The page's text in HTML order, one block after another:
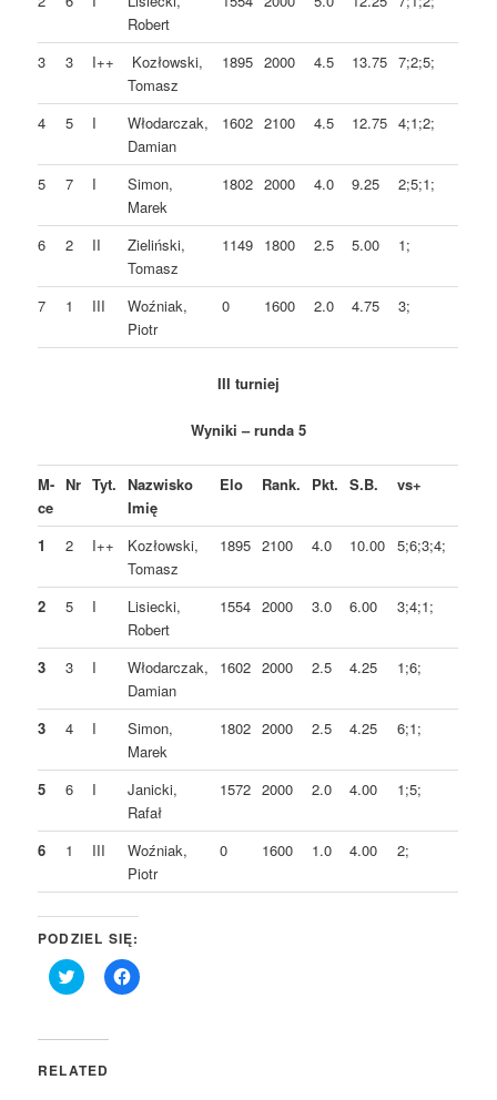
Robert
3 3 I++
Kozłowski,
Tomasz
1895 2000 4.5 13.75 7;2;5;
4 5 I
Włodarczak,
Damian
1602 2100 4.5 12.75 4;1;2;
5 7 I
Simon,
Marek
1802 2000 4.0 9.25 2;5;1;
6 2 II
Zieliński,
Tomasz
1149 1800 2.5 5.00 1;
7 1 III
Woźniak,
Piotr
0 1600 2.0 4.75 3;
III turniej
Wyniki – runda 5
M-
ce
Nr Tyt. Nazwisko
Imię
Elo Rank. Pkt. S.B. vs+
1 2 I++
Kozłowski,
Tomasz
1895 2100 4.0 10.00 5;6;3;4;
2 5 I
Lisiecki,
Robert
1554 2000 3.0 6.00 3;4;1;
3 3 I
Włodarczak,
Damian
1602 2000 2.5 4.25 1;6;
3 4 I
Simon,
Marek
1802 2000 2.5 4.25 6;1;
5 6 I
Janicki,
Rafał
1572 2000 2.0 4.00 1;5;
6 1 III
Woźniak,
Piotr
0 1600 1.0 4.00 2;
PODZIEL SIĘ:
Click
to
(Opens
new
Click
to
RELATED